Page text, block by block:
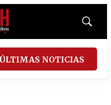
Mostrar
ÚLTIMAS NOTICIAS